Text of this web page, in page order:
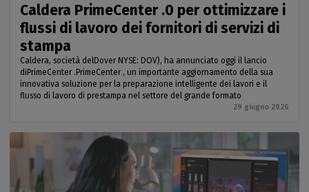
Caldera PrimeCenter .0 per ottimizzare i
flussi di lavoro dei fornitori di servizi di
stampa
Caldera, società delDover NYSE: DOV), ha annunciato oggi il lancio
diPrimeCenter .PrimeCenter , un importante aggiornamento della sua
innovativa soluzione per la preparazione intelligente dei lavori e il
flusso di lavoro di prestampa nel settore del grande formato
29 giugno 2026